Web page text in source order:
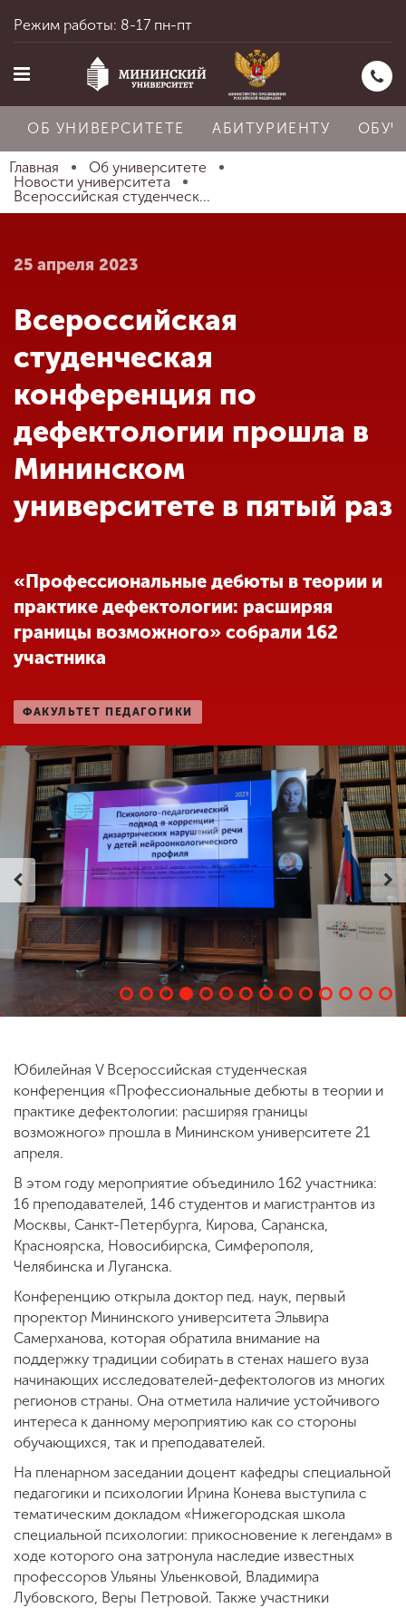
Главная
Абитуриенту
Обучение
Наука
Другие виды
деятельности
Студенческая жизнь
Сведения об
образовательной
организации
ENG SPN CHI
Приемная
комиссия
+7 (831) 262-26-20
Режим работы: 8-17 пн-пт
ОБ УНИВЕРСИТЕТЕ АБИТУРИЕНТУ
Главная
Об университете
Новости университета
Всероссийская студенческ...
25 апреля 2023
Всероссийская
студенческая
конференция по
дефектологии прошла в
Мининском
университете в пятый раз
«Профессиональные дебюты в теории и
практике дефектологии: расширяя
границы возможного» собрали 162
участника
ФАКУЛЬТЕТ ПЕДАГОГИКИ
Юбилейная V Всероссийская студенческая
конференция «Профессиональные дебюты в теории и
практике дефектологии: расширяя границы
возможного» прошла в Мининском университете 21
апреля.
В этом году мероприятие объединило 162 участника:
16 преподавателей, 146 студентов и магистрантов из
Москвы, Санкт-Петербурга, Кирова, Саранска,
Красноярска, Новосибирска, Симферополя,
Челябинска и Луганска.
Конференцию открыла доктор пед. наук, первый
проректор Мининского университета Эльвира
Самерханова, которая обратила внимание на
поддержку традиции собирать в стенах нашего вуза
начинающих исследователей-дефектологов из многих
регионов страны. Она отметила наличие устойчивого
интереса к данному мероприятию как со стороны
обучающихся, так и преподавателей.
На пленарном заседании доцент кафедры специальной
педагогики и психологии Ирина Конева выступила с
тематическим докладом «Нижегородская школа
специальной психологии: прикосновение к легендам» в
ходе которого она затронула наследие известных
профессоров Ульяны Ульенковой, Владимира
Лубовского, Веры Петровой. Также участники